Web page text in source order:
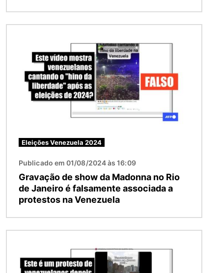
Eleições Venezuela 2024
Publicado em 01/08/2024 às 16:09
Gravação de show da Madonna no Rio
de Janeiro é falsamente associada a
protestos na Venezuela